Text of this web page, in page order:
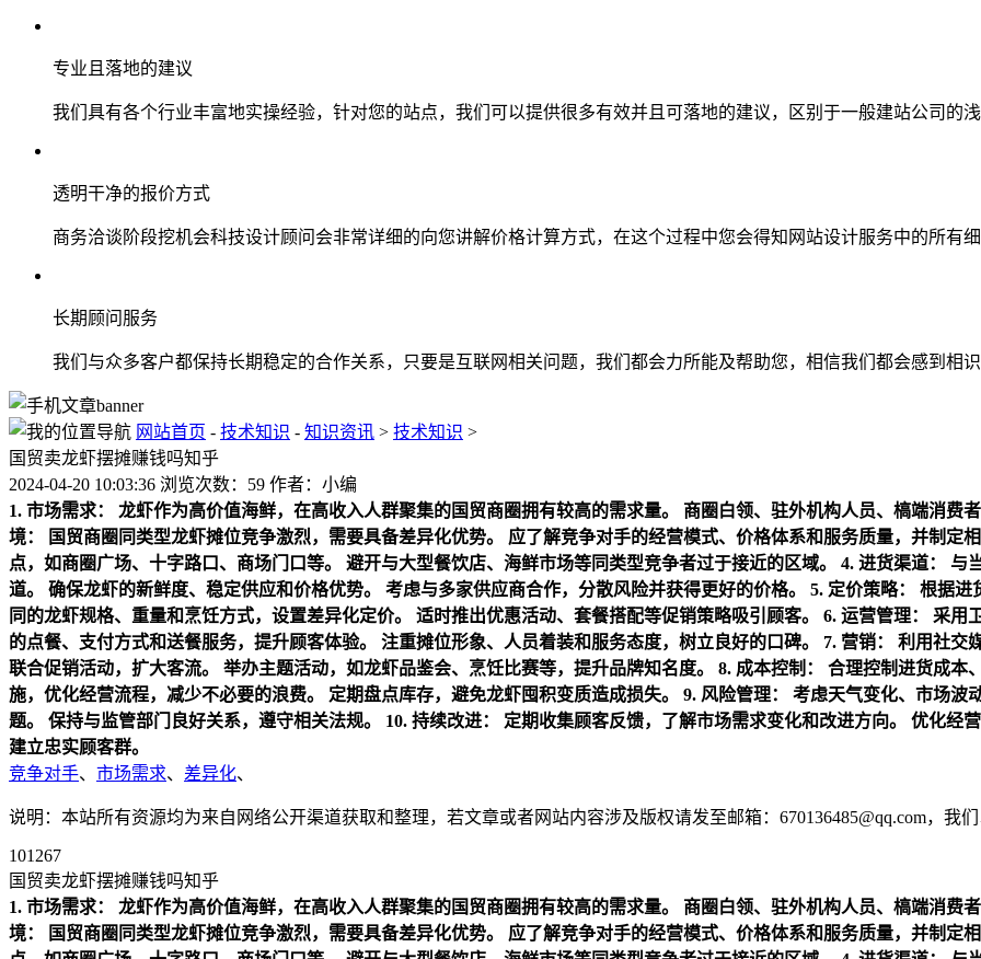
专业且落地的建议
我们具有各个行业丰富地实操经验，针对您的站点，我们可以提供很多有效并且可落地的建议，区别于一般建站公司的
透明干净的报价方式
商务洽谈阶段挖机会科技设计顾问会非常详细的向您讲解价格计算方式，在这个过程中您会得知网站设计服务中的所有
长期顾问服务
我们与众多客户都保持长期稳定的合作关系，只要是互联网相关问题，我们都会力所能及帮助您，相信我们都会感到相
网站首页 - 技术知识 - 知识资讯 > 技术知识 >
国贸卖龙虾摆摊赚钱吗知乎
2024-04-20 10:03:36 浏览次数：59 作者：小编
1. 市场需求：
龙虾作为高价值海鲜，在高收入人群聚集的国贸商圈拥有较高的需求量。
商圈白领、驻外机构人员、槁端消费
境：
国贸商圈同类型龙虾摊位竞争激烈，需要具备差异化优势。
应了解竞争对手的经营模式、价格体系和服务质量，并制定
点，如商圈广场、十字路口、商场门口等。
避开与大型餐饮店、海鲜市场等同类型竞争者过于接近的区域。 4. 进货渠道：
与
道。
确保龙虾的新鲜度、稳定供应和价格优势。 考虑与多家供应商合作，分散风险并获得更好的价格。 5. 定价策略：
根据进
同的龙虾规格、重量和烹饪方式，设置差异化定价。
适时推出优惠活动、套餐搭配等促销策略吸引顾客。 6. 运营管理：
采用
的点餐、支付方式和送餐服务，提升顾客体验。
注重摊位形象、人员着装和服务态度，树立良好的口碑。 7. 营销：
利用社交
联合促销活动，扩大客流。
举办主题活动，如龙虾品鉴会、烹饪比赛等，提升品牌知名度。 8. 成本控制：
合理控制进货成本
施，优化经营流程，减少不必要的浪费。
定期盘点库存，避免龙虾囤积变质造成损失。 9. 风险管理：
考虑天气变化、市场波
题。
保持与监管部门良好关系，遵守相关法规。 10. 持续改进： 定期收集顾客反馈，了解市场需求变化和改进方向。
优化经
建立忠实顾客群。
竞争对手、 市场需求、 差异化、
说明：本站所有资源均为来自网络公开渠道获取和整理，若文章或者网站内容涉及版权请发至邮箱：670136485@qq.com，我
101267
国贸卖龙虾摆摊赚钱吗知乎
1. 市场需求：
龙虾作为高价值海鲜，在高收入人群聚集的国贸商圈拥有较高的需求量。
商圈白领、驻外机构人员、槁端消费
境：
国贸商圈同类型龙虾摊位竞争激烈，需要具备差异化优势。
应了解竞争对手的经营模式、价格体系和服务质量，并制定